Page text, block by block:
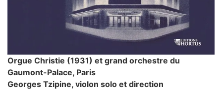
Orgue Christie (1931) et grand orchestre du
Gaumont-Palace, Paris
Georges Tzipine, violon solo et direction